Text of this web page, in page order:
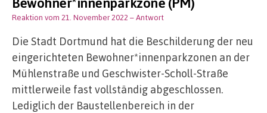
Reaktion vom 21. November 2022 – Antwort
Die Stadt Dortmund hat die Beschilderung der neu
eingerichteten Bewohner*innenparkzonen an der
Mühlenstraße und Geschwister-Scholl-Straße
mittlerweile fast vollständig abgeschlossen.
Lediglich der Baustellenbereich in der